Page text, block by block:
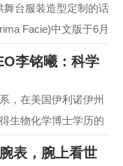
舞台服装造型定制的话
Facie)中文版于6月
李铭曦：科学
，在美国伊利诺伊州
生物化学博士学历的
...
表，腕上看世